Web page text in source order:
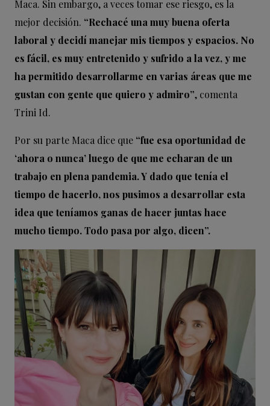
Maca. Sin embargo, a veces tomar ese riesgo, es la
mejor decisión. “Rechacé una muy buena oferta
laboral y decidí manejar mis tiempos y espacios. No
es fácil, es muy entretenido y sufrido a la vez, y me
ha permitido desarrollarme en varias áreas que me
gustan con gente que quiero y admiro”, comenta
Trini Id.
Por su parte Maca dice que “fue esa oportunidad de
‘ahora o nunca’ luego de que me echaran de un
trabajo en plena pandemia. Y dado que tenía el
tiempo de hacerlo, nos pusimos a desarrollar esta
idea que teníamos ganas de hacer juntas hace
mucho tiempo. Todo pasa por algo, dicen”.